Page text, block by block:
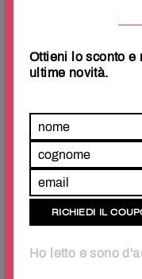
Coppia federe per
cotone colore Rosa
€16.50
Ottieni lo sconto e
ultime novità.
Ho letto e sono